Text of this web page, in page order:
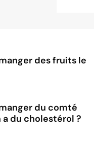
des fruits le
du comté
a du cholestérol ?